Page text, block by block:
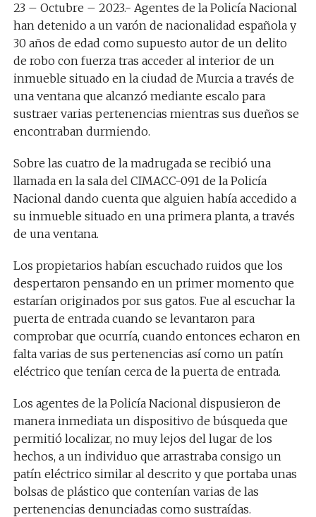
23 – Octubre – 2023.- Agentes de la Policía Nacional
han detenido a un varón de nacionalidad española y
30 años de edad como supuesto autor de un delito
de robo con fuerza tras acceder al interior de un
inmueble situado en la ciudad de Murcia a través de
una ventana que alcanzó mediante escalo para
sustraer varias pertenencias mientras sus dueños se
encontraban durmiendo.
Sobre las cuatro de la madrugada se recibió una
llamada en la sala del CIMACC-091 de la Policía
Nacional dando cuenta que alguien había accedido a
su inmueble situado en una primera planta, a través
de una ventana.
Los propietarios habían escuchado ruidos que los
despertaron pensando en un primer momento que
estarían originados por sus gatos. Fue al escuchar la
puerta de entrada cuando se levantaron para
comprobar que ocurría, cuando entonces echaron en
falta varias de sus pertenencias así como un patín
eléctrico que tenían cerca de la puerta de entrada.
Los agentes de la Policía Nacional dispusieron de
manera inmediata un dispositivo de búsqueda que
permitió localizar, no muy lejos del lugar de los
hechos, a un individuo que arrastraba consigo un
patín eléctrico similar al descrito y que portaba unas
bolsas de plástico que contenían varias de las
pertenencias denunciadas como sustraídas.